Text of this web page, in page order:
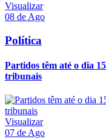
Visualizar
08 de Ago
Política
Partidos têm até o dia
tribunais
Visualizar
07 de Ago